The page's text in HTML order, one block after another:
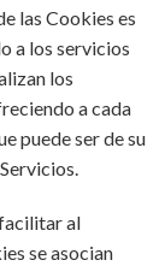
las Cookies es
a los servicios
los
a cada
puede ser de su
al
se asocian